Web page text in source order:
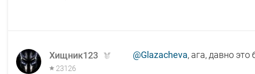
Хищник123
23126
@Glazacheva, ага, давно это